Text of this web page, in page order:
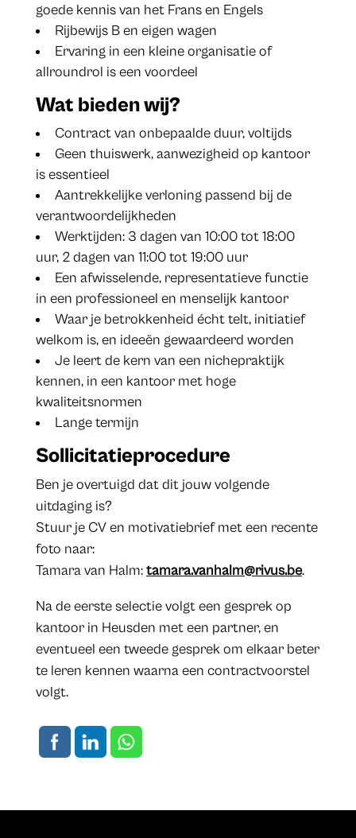
goede kennis van het Frans en Engels
Rijbewijs B en eigen wagen
Ervaring in een kleine organisatie of
allroundrol is een voordeel
Wat bieden wij?
Contract van onbepaalde duur, voltijds
Geen thuiswerk, aanwezigheid op kantoor
is essentieel
Aantrekkelijke verloning passend bij de
verantwoordelijkheden
Werktijden: 3 dagen van 10:00 tot 18:00
uur, 2 dagen van 11:00 tot 19:00 uur
Een afwisselende, representatieve functie
in een professioneel en menselijk kantoor
Waar je betrokkenheid écht telt, initiatief
welkom is, en ideeën gewaardeerd worden
Je leert de kern van een nichepraktijk
kennen, in een kantoor met hoge
kwaliteitsnormen
Lange termijn
Sollicitatieprocedure
Ben je overtuigd dat dit jouw volgende
uitdaging is?
Stuur je CV en motivatiebrief met een recente
foto naar:
Tamara van Halm:tamara.vanhalm@rivus.be.
Na de eerste selectie volgt een gesprek op
kantoor in Heusden met een partner, en
eventueel een tweede gesprek om elkaar beter
te leren kennen waarna een contractvoorstel
volgt.